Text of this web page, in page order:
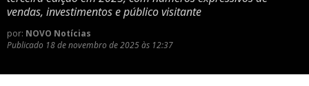
vendas, investimentos e público visitante
por: NOVO Notícias
Publicado 18 de novembro de 2025 às 12:37